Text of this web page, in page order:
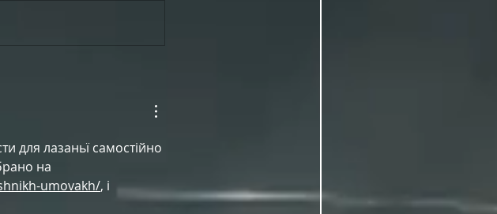
для лазаньї самостійно
на
umovakh/, і